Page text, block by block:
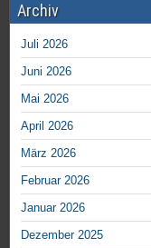
Archiv
Juli 2026
Juni 2026
Mai 2026
April 2026
März 2026
Februar 2026
Januar 2026
Dezember 2025